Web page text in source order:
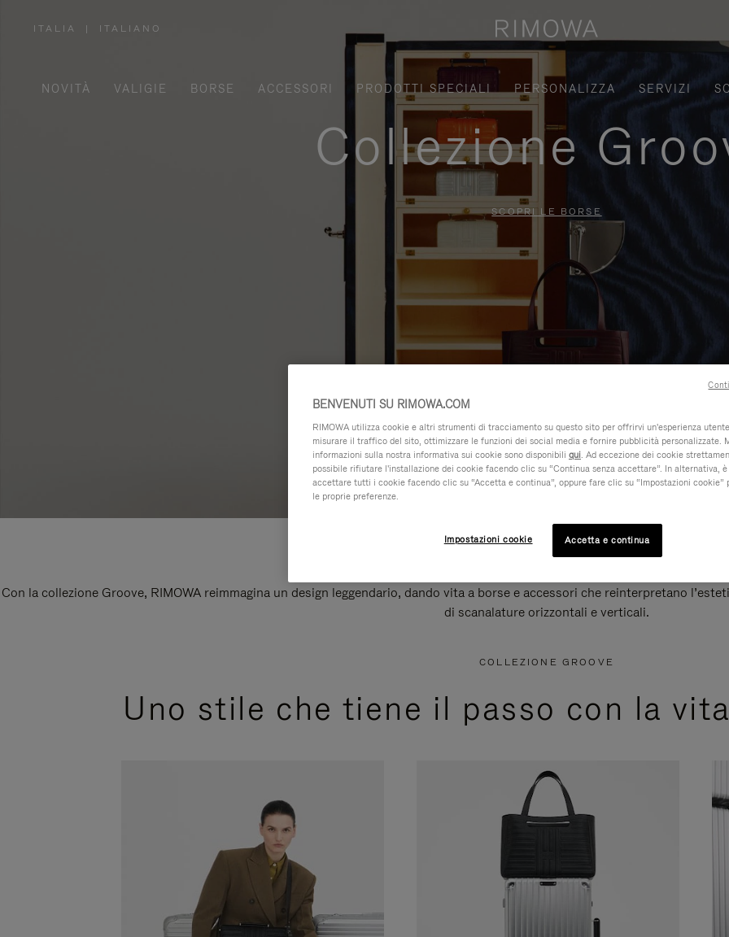
ITALIA
,
| ITALIANO
NOVITÀ VALIGIE BORSE ACCESSORI PRODOTTI SPECIALI PERSONALIZZA SERVIZI
Collezione
SCOPRI LE BORSE
Con la collezione Groove, RIMOWA reimmagina un design leggendario, dando vita a borse e accessori che reinterpretano
di scanalature orizzontali e verticali.
COLLEZIONE GROOVE
Uno stile che tiene il passo con la
BENVENUTI SU RIMOWA.COM
RIMOWA utilizza cookie e altri strumenti di tracciamento su questo sito per offrirvi un'esperienza
misurare il traffico del sito, ottimizzare le funzioni dei social media e fornire pubblicità personalizzate.
informazioni sulla nostra informativa sui cookie sono disponibili qui. Ad eccezione dei cookie
possibile rifiutare l'installazione dei cookie facendo clic su “Continua senza accettare”. In alternativa,
accettare tutti i cookie facendo clic su “Accetta e continua”, oppure fare clic su “Impostazioni cookie”
le proprie preferenze.
Impostazioni cookie Accetta e continua